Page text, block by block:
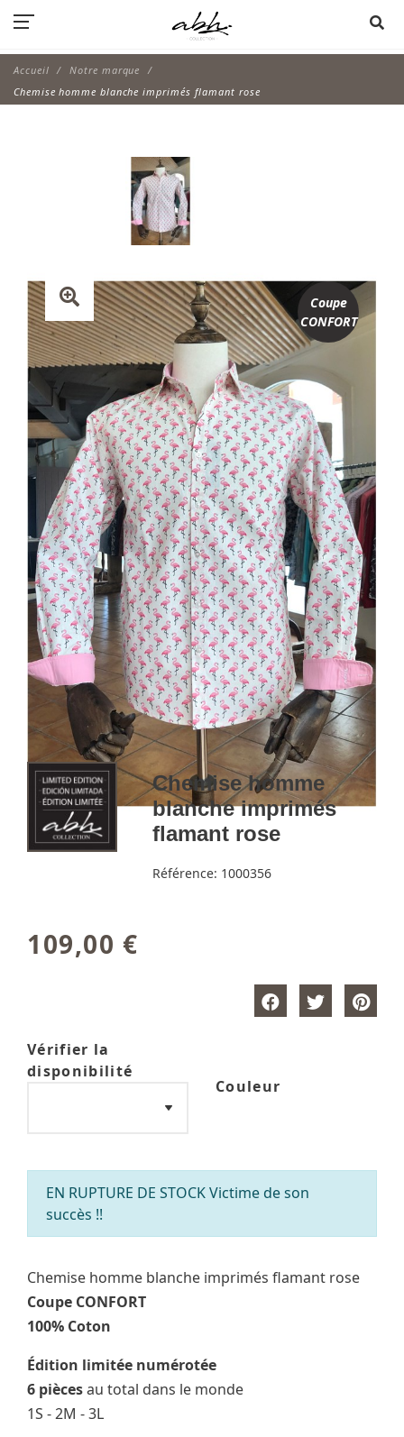
Accueil
Notre marque
Chemise homme blanche imprimés flamant rose
Coupe
CONFORT
Chemise homme
blanche imprimés
flamant rose
Référence: 1000356
109,00 €
Vérifier la
disponibilité
Couleur
EN RUPTURE DE STOCK Victime de son
succès !!
Chemise homme blanche imprimés flamant rose
Coupe CONFORT
100% Coton
Édition limitée numérotée
6 piècesau total dans le monde
1S - 2M - 3L